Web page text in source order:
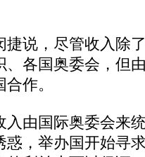
说，尽管收入除
各国奥委会，但
作。
由国际奥委会来
惑，举办国开始寻